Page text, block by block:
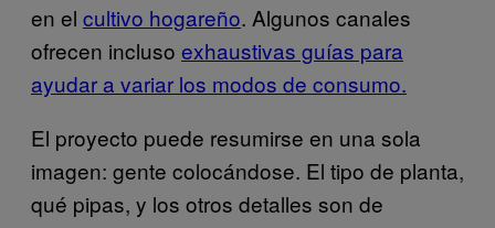
en el cultivo hogareño. Algunos canales
ofrecen incluso exhaustivas guías para
ayudar a variar los modos de consumo.
El proyecto puede resumirse en una sola
imagen: gente colocándose. El tipo de planta,
qué pipas, y los otros detalles son de